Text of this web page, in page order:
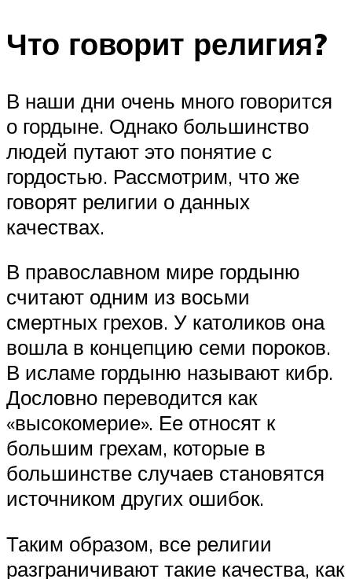
Что говорит религия?
В наши дни очень много говорится
о гордыне. Однако большинство
людей путают это понятие с
гордостью. Рассмотрим, что же
говорят религии о данных
качествах.
В православном мире гордыню
считают одним из восьми
смертных грехов. У католиков она
вошла в концепцию семи пороков.
В исламе гордыню называют кибр.
Дословно переводится как
«высокомерие». Ее относят к
большим грехам, которые в
большинстве случаев становятся
источником других ошибок.
Таким образом, все религии
разграничивают такие качества, как